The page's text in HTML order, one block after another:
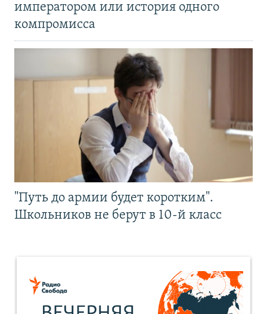
императором или история одного
компромисса
"Путь до армии будет коротким".
Школьников не берут в 10-й класс